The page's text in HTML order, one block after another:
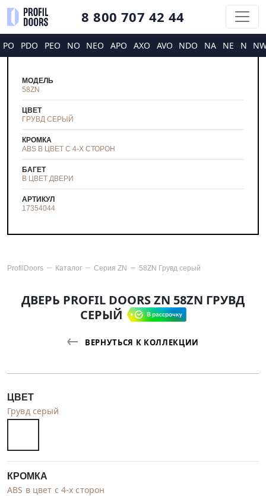
8 800 707 42 44
PO PDO PEO NO NEO APO AXO AVO NDO NA NE N
МОДЕЛЬ
58ZN
ЦВЕТ
ГРУВД СЕРЫЙ
КРОМКА
ABS В ЦВЕТ С 4-Х СТОРОН
БАГЕТ
В ЦВЕТ ДВЕРИ
АРТИКУЛ
17354044
ProfilDoors Каталог Серия ZN 58ZN Грувд серый
ДВЕРЬ PROFIL DOORS ZN 58ZN ГРУВД
СЕРЫЙ
ВЕРНУТЬСЯ К КОЛЛЕКЦИИ
ЦВЕТ
Грувд серый
КРОМКА
ABS в цвет с 4-х сторон